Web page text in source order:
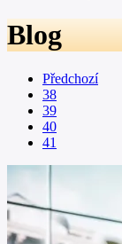
Blog
Předchozí
38
39
40
41